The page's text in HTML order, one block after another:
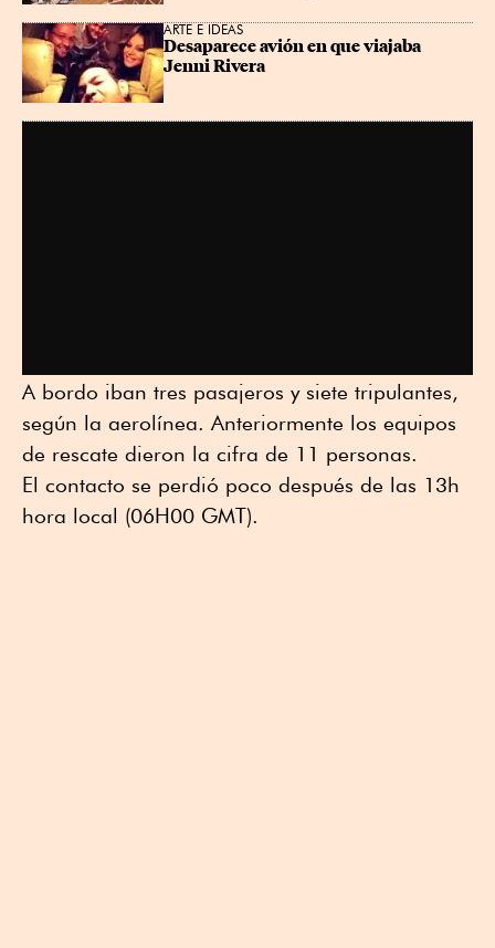
ARTE E IDEAS
Desaparece avión en que viajaba
Jenni Rivera
A bordo iban tres pasajeros y siete tripulantes,
según la aerolínea. Anteriormente los equipos
de rescate dieron la cifra de 11 personas.
El contacto se perdió poco después de las 13h
hora local (06H00 GMT).